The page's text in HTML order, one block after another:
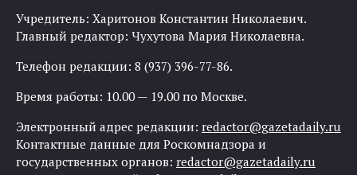
Учредитель: Харитонов Константин Николаевич.
Главный редактор: Чухутова Мария Николаевна.
Телефон редакции: 8 (937) 396-77-86.
Время работы: 10.00 — 19.00 по Москве.
Электронный адрес редакции: redactor@gazetadaily.ru
Контактные данные для Роскомнадзора и
государственных органов: redactor@gazetadaily.ru